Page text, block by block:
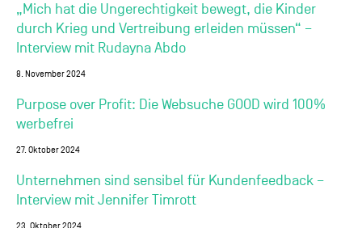
„Mich hat die Ungerechtigkeit bewegt, die Kinder
durch Krieg und Vertreibung erleiden müssen“ –
Interview mit Rudayna Abdo
8. November 2024
Purpose over Profit: Die Websuche GOOD wird 100%
werbefrei
27. Oktober 2024
Unternehmen sind sensibel für Kundenfeedback –
Interview mit Jennifer Timrott